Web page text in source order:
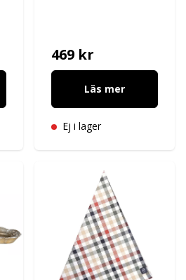
469 kr
Läs mer
Ej i lager